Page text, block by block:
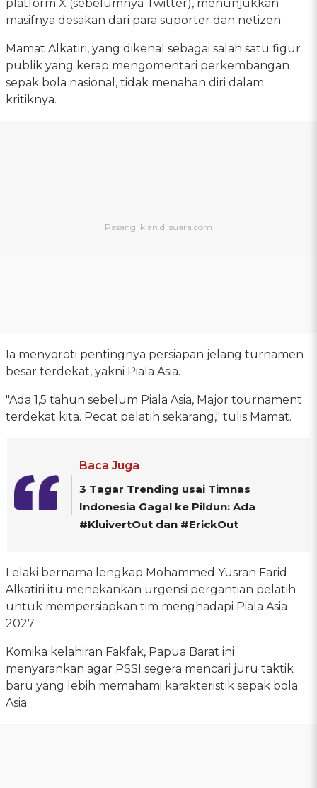
platform X (sebelumnya Twitter), menunjukkan
masifnya desakan dari para suporter dan netizen.
Mamat Alkatiri, yang dikenal sebagai salah satu figur
publik yang kerap mengomentari perkembangan
sepak bola nasional, tidak menahan diri dalam
kritiknya.
Ia menyoroti pentingnya persiapan jelang turnamen
besar terdekat, yakni Piala Asia.
"Ada 1,5 tahun sebelum Piala Asia, Major tournament
terdekat kita. Pecat pelatih sekarang," tulis Mamat.
Baca Juga
3 Tagar Trending usai Timnas
Indonesia Gagal ke Pildun: Ada
#KluivertOut dan #ErickOut
Lelaki bernama lengkap Mohammed Yusran Farid
Alkatiri itu menekankan urgensi pergantian pelatih
untuk mempersiapkan tim menghadapi Piala Asia
2027.
Komika kelahiran Fakfak, Papua Barat ini
menyarankan agar PSSI segera mencari juru taktik
baru yang lebih memahami karakteristik sepak bola
Asia.